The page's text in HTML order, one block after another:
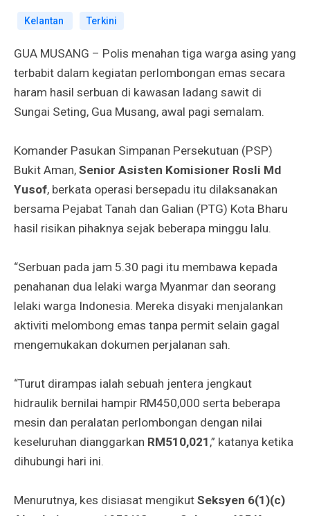
Kelantan Terkini
GUA MUSANG – Polis menahan tiga warga asing yang
terbabit dalam kegiatan perlombongan emas secara
haram hasil serbuan di kawasan ladang sawit di
Sungai Seting, Gua Musang, awal pagi semalam.
Komander Pasukan Simpanan Persekutuan (PSP)
Bukit Aman, Senior Asisten Komisioner Rosli Md
Yusof, berkata operasi bersepadu itu dilaksanakan
bersama Pejabat Tanah dan Galian (PTG) Kota Bharu
hasil risikan pihaknya sejak beberapa minggu lalu.
“Serbuan pada jam 5.30 pagi itu membawa kepada
penahanan dua lelaki warga Myanmar dan seorang
lelaki warga Indonesia. Mereka disyaki menjalankan
aktiviti melombong emas tanpa permit selain gagal
mengemukakan dokumen perjalanan sah.
“Turut dirampas ialah sebuah jentera jengkaut
hidraulik bernilai hampir RM450,000 serta beberapa
mesin dan peralatan perlombongan dengan nilai
keseluruhan dianggarkan RM510,021 ,” katanya ketika
dihubungi hari ini.
Menurutnya, kes disiasat mengikut Seksyen 6(1)(c)